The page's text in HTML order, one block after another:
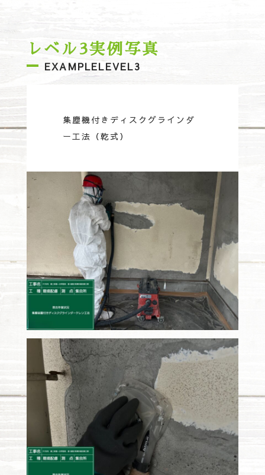
EXAMPLELEVEL3
レベル3実例写真
集塵機付きディスクグラインダ
ー工法（乾式）